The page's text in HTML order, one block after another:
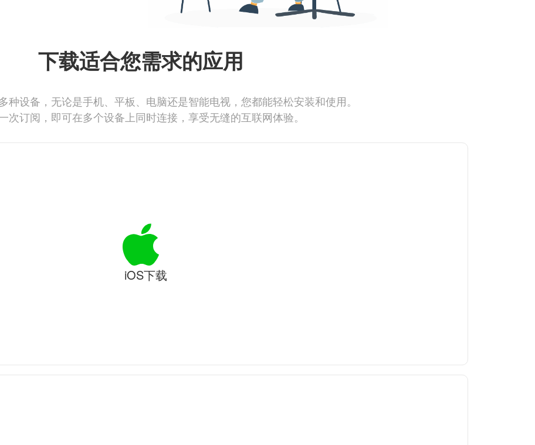
下载适合您需求的应用
种设备，无论是手机、平板、电脑还是智能电视，您都能轻松安装和使用。
次订阅，即可在多个设备上同时连接，享受无缝的互联网体验。
iOS下载